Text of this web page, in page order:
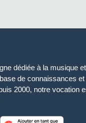
dédiée à la musique
de connaissances
2000, notre vocation